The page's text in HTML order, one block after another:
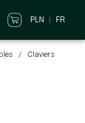
PLN FR
Claviers